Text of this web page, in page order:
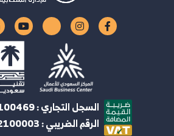
السجل التجاري : 2054100469
الرقم الضريبي : 301270962100003